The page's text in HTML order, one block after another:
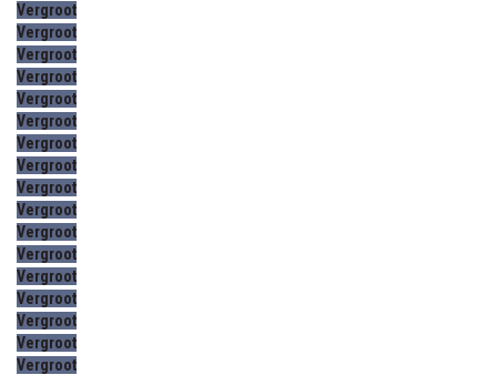
Vergroot
Vergroot
Vergroot
Vergroot
Vergroot
Vergroot
Vergroot
Vergroot
Vergroot
Vergroot
Vergroot
Vergroot
Vergroot
Vergroot
Vergroot
Vergroot
Vergroot